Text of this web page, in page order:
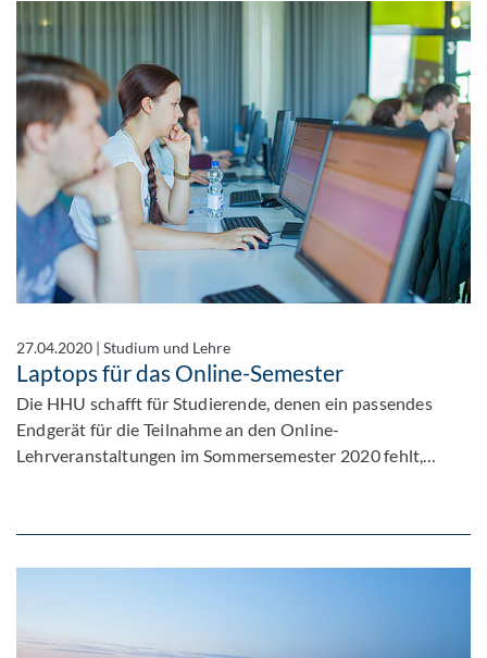
27.04.2020 |Studium und Lehre
Laptops für das Online-Semester
Die HHU schafft für Studierende, denen ein passendes
Endgerät für die Teilnahme an den Online-
Lehrveranstaltungen im Sommersemester 2020 fehlt,…